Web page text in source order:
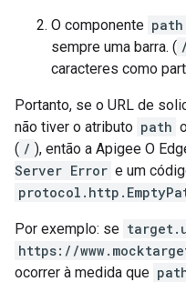
O componente path
sempre uma barra. ( /
caracteres como
Portanto, se o URL de
não tiver o atributo path
( / ), então a Apigee O
Server Error e um
Por exemplo: se
https://
ocorrer à medida que